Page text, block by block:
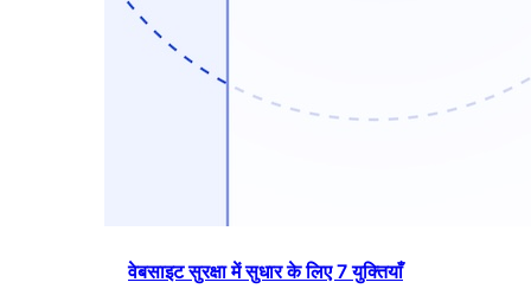
वेबसाइट सुरक्षा में सुधार के लिए 7 युक्तियाँ